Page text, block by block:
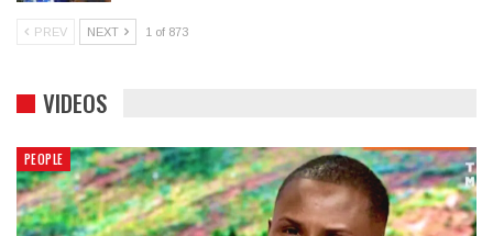
PREV NEXT 1 of 873
VIDEOS
PEOPLE